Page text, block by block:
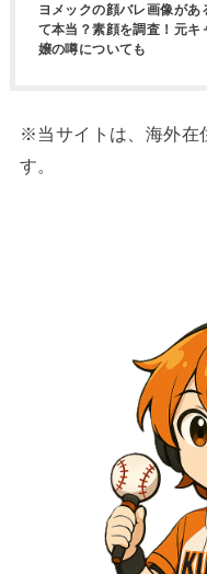
ヨメックの顔バレ画像があ
て本当？素顔を調査！元キ
嬢の噂についても
※当サイトは、海外在
す。